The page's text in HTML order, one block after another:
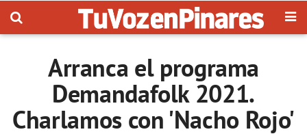
Arranca el programa
Demandafolk 2021.
Charlamos con 'Nacho Rojo'